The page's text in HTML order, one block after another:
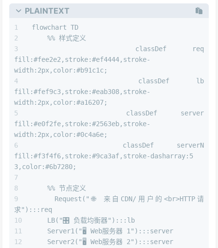
PLAINTEXT
flowchart TD
    %% 样式定义
    classDef req
fill:#fee2e2,stroke:#ef4444,stroke-
width:2px,color:#b91c1c;
    classDef lb
fill:#fef9c3,stroke:#eab308,stroke-
width:2px,color:#a16207;
    classDef server
fill:#e0f2fe,stroke:#2563eb,stroke-
width:2px,color:#0c4a6e;
    classDef serverN
fill:#f3f4f6,stroke:#9ca3af,stroke-dasharray:5
3,color:#6b7280;
    %% 节点定义
    Request("🌐 来自CDN/用户的<br>HTTP请
求"):::req
    LB("🎛️ 负载均衡器"):::lb
    Server1("🖥️ Web服务器 1"):::server
    Server2("🖥️ Web服务器 2"):::server